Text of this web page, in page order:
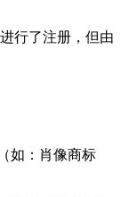
行了注册，但由
如：肖像商标